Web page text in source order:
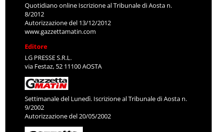
Quotidiano online Iscrizione al Tribunale di Aosta n.
8/2012
Autorizzazione del 13/12/2012
www.gazzettamatin.com
Editore
LG PRESSE S.R.L.
via Festaz, 52 11100 AOSTA
Settimanale del Lunedì. Iscrizione al Tribunale di Aosta n.
9/2002
Autorizzazione del 20/05/2002